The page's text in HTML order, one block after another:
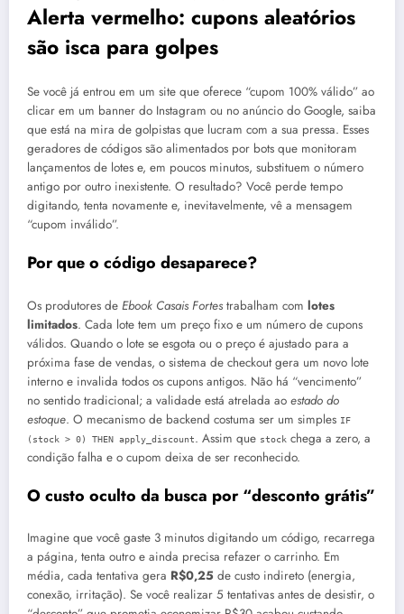
Alerta vermelho: cupons aleatórios
são isca para golpes
Se você já entrou em um site que oferece “cupom 100% válido” ao
clicar em um banner do Instagram ou no anúncio do Google, saiba
que está na mira de golpistas que lucram com a sua pressa. Esses
geradores de códigos são alimentados por bots que monitoram
lançamentos de lotes e, em poucos minutos, substituem o número
antigo por outro inexistente. O resultado? Você perde tempo
digitando, tenta novamente e, inevitavelmente, vê a mensagem
“cupom inválido”.
Por que o código desaparece?
Os produtores de Ebook Casais Fortes trabalham com lotes
limitados. Cada lote tem um preço fixo e um número de cupons
válidos. Quando o lote se esgota ou o preço é ajustado para a
próxima fase de vendas, o sistema de checkout gera um novo lote
interno e invalida todos os cupons antigos. Não há “vencimento”
no sentido tradicional; a validade está atrelada ao estado do
estoque. O mecanismo de backend costuma ser um simples IF
(stock > 0) THEN apply_discount. Assim que stock chega a zero, a
condição falha e o cupom deixa de ser reconhecido.
O custo oculto da busca por “desconto grátis”
Imagine que você gaste 3 minutos digitando um código, recarrega
a página, tenta outro e ainda precisa refazer o carrinho. Em
média, cada tentativa gera R$0,25 de custo indireto (energia,
conexão, irritação). Se você realizar 5 tentativas antes de desistir, o